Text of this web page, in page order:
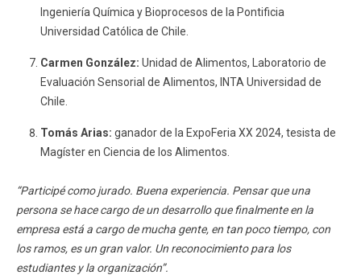
Ingeniería Química y Bioprocesos de la Pontificia
Universidad Católica de Chile.
Carmen González: Unidad de Alimentos, Laboratorio de
Evaluación Sensorial de Alimentos, INTA Universidad de
Chile.
Tomás Arias: ganador de la ExpoFeria XX 2024, tesista de
Magíster en Ciencia de los Alimentos.
“Participé como jurado. Buena experiencia. Pensar que una
persona se hace cargo de un desarrollo que finalmente en la
empresa está a cargo de mucha gente, en tan poco tiempo, con
los ramos, es un gran valor. Un reconocimiento para los
estudiantes y la organización”.